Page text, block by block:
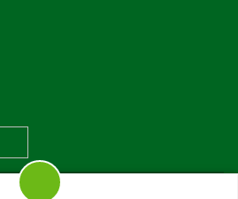
All rights reserved.